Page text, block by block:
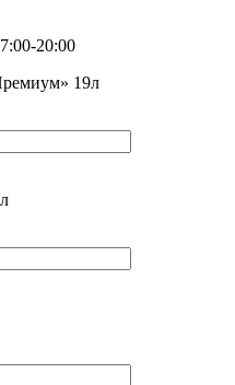
20:00
19л